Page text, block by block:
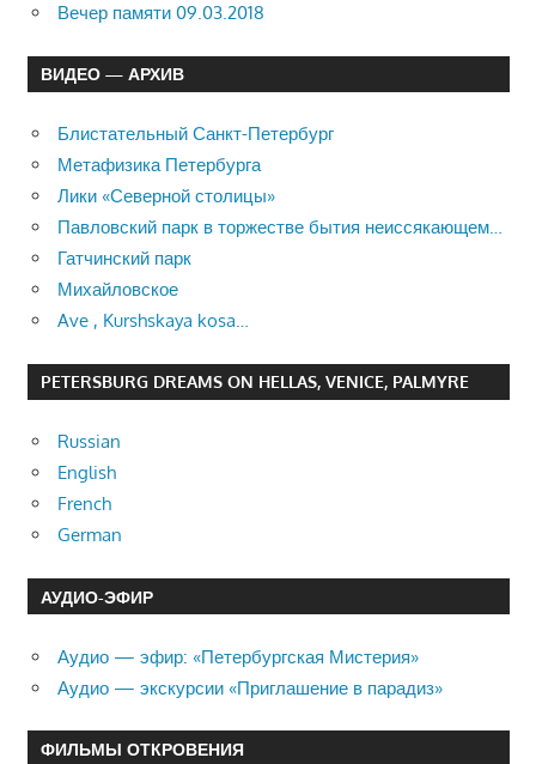
Вечер памяти 09.03.2018
ВИДЕО — АРХИВ
Блистательный Санкт-Петербург
Метафизика Петербурга
Лики «Северной столицы»
Павловский парк в торжестве бытия неиссякающем…
Гатчинский парк
Михайловское
Ave , Kurshskaya kosa…
PETERSBURG DREAMS ON HELLAS, VENICE, PALMYRE
Russian
English
French
German
АУДИО-ЭФИР
Аудио — эфир: «Петербургская Мистерия»
Аудио — экскурсии «Приглашение в парадиз»
ФИЛЬМЫ ОТКРОВЕНИЯ